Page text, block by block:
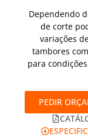
Dependendo
de corte
variações
tambores
para
PEDIR